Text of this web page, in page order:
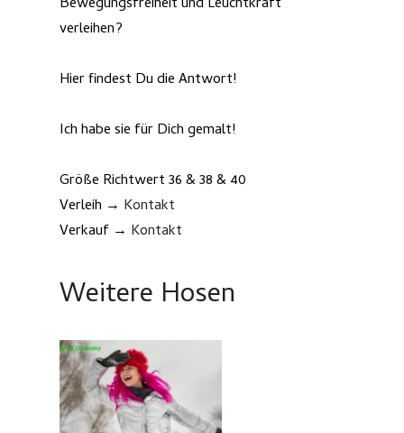
verleihen?
Hier findest Du die Antwort!
Ich habe sie für Dich gemalt!
Größe Richtwert 36 & 38 & 40
Verleih → Kontakt
Verkauf → Kontakt
Weitere Hosen